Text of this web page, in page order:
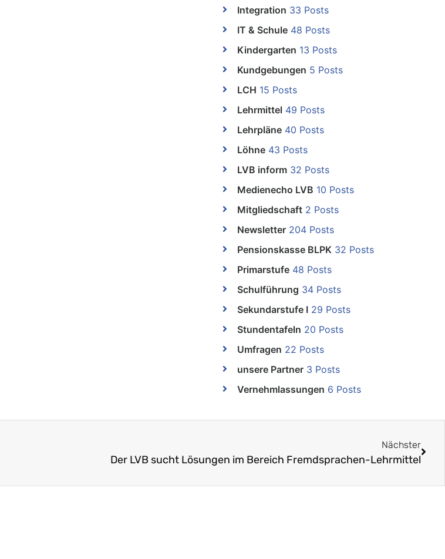
Integration 33 Posts
IT & Schule 48 Posts
Kindergarten 13 Posts
Kundgebungen 5 Posts
LCH 15 Posts
Lehrmittel 49 Posts
Lehrpläne 40 Posts
Löhne 43 Posts
LVB inform 32 Posts
Medienecho LVB 10 Posts
Mitgliedschaft 2 Posts
Newsletter 204 Posts
Pensionskasse BLPK 32 Posts
Primarstufe 48 Posts
Schulführung 34 Posts
Sekundarstufe I 29 Posts
Stundentafeln 20 Posts
Umfragen 22 Posts
unsere Partner 3 Posts
Vernehmlassungen 6 Posts
Nächster
Der LVB sucht Lösungen im Bereich Fremdsprachen-Lehrmittel